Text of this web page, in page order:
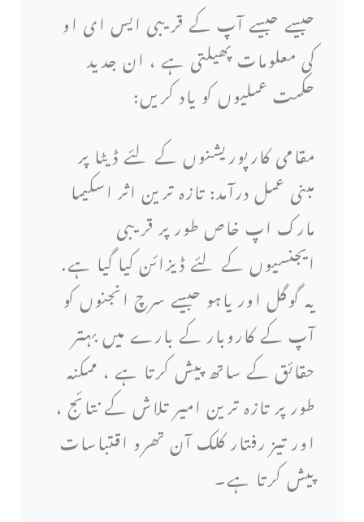
جیسے جیسے آپ کے قریبی ایس ای او
کی معلومات پھیلتی ہے ، ان جدید
حکمت عملیوں کو یاد کریں:
مقامی کارپوریشنوں کے لئے ڈیٹا پر
مبنی عمل درآمد: تازہ ترین اثر اسکیما
مارک اپ خاص طور پر قریبی
ایجنسیوں کے لئے ڈیزائن کیا گیا ہے.
یہ گوگل اور یاہو جیسے سرچ انجنوں کو
آپ کے کاروبار کے بارے میں بہتر
حقائق کے ساتھ پیش کرتا ہے ، ممکنہ
طور پر تازہ ترین امیر تلاش کے نتائج ،
اور تیز رفتار کلک آن تھرو اقتباسات
پیش کرتا ہے۔